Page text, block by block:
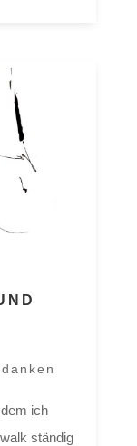
ich
ständig